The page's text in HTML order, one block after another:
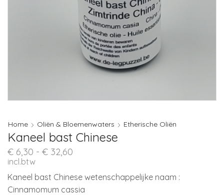
Home Oliën & Bloemenwaters Etherische Oliën
Kaneel bast Chinese
€ 6,30 - € 32,60
€ 32,60
incl.btw
Kaneel bast Chinese wetenschappelijke naam :
Cinnamomum cassia